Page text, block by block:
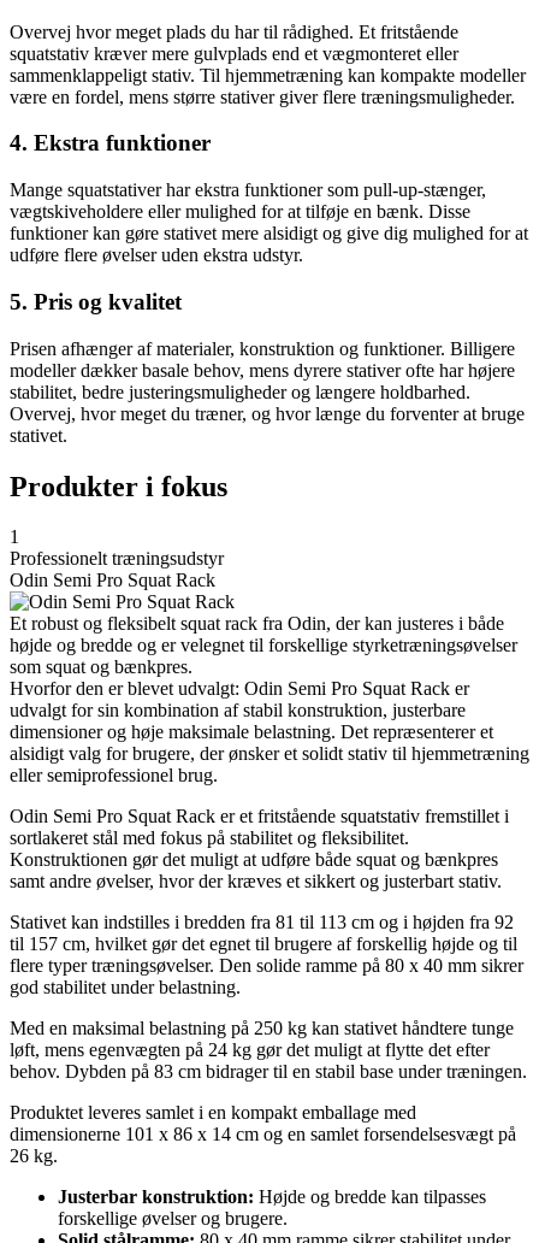
Overvej hvor meget plads du har til rådighed. Et fritstående
squatstativ kræver mere gulvplads end et vægmonteret eller
sammenklappeligt stativ. Til hjemmetræning kan kompakte modeller
være en fordel, mens større stativer giver flere træningsmuligheder.
4. Ekstra funktioner
Mange squatstativer har ekstra funktioner som pull-up-stænger,
vægtskiveholdere eller mulighed for at tilføje en bænk. Disse
funktioner kan gøre stativet mere alsidigt og give dig mulighed for at
udføre flere øvelser uden ekstra udstyr.
5. Pris og kvalitet
Prisen afhænger af materialer, konstruktion og funktioner. Billigere
modeller dækker basale behov, mens dyrere stativer ofte har højere
stabilitet, bedre justeringsmuligheder og længere holdbarhed.
Overvej, hvor meget du træner, og hvor længe du forventer at bruge
stativet.
Produkter i fokus
1
Professionelt træningsudstyr
Odin Semi Pro Squat Rack
Et robust og fleksibelt squat rack fra Odin, der kan justeres i både
højde og bredde og er velegnet til forskellige styrketræningsøvelser
som squat og bænkpres.
Hvorfor den er blevet udvalgt: Odin Semi Pro Squat Rack er
udvalgt for sin kombination af stabil konstruktion, justerbare
dimensioner og høje maksimale belastning. Det repræsenterer et
alsidigt valg for brugere, der ønsker et solidt stativ til hjemmetræning
eller semiprofessionel brug.
Odin Semi Pro Squat Rack er et fritstående squatstativ fremstillet i
sortlakeret stål med fokus på stabilitet og fleksibilitet.
Konstruktionen gør det muligt at udføre både squat og bænkpres
samt andre øvelser, hvor der kræves et sikkert og justerbart stativ.
Stativet kan indstilles i bredden fra 81 til 113 cm og i højden fra 92
til 157 cm, hvilket gør det egnet til brugere af forskellig højde og til
flere typer træningsøvelser. Den solide ramme på 80 x 40 mm sikrer
god stabilitet under belastning.
Med en maksimal belastning på 250 kg kan stativet håndtere tunge
løft, mens egenvægten på 24 kg gør det muligt at flytte det efter
behov. Dybden på 83 cm bidrager til en stabil base under træningen.
Produktet leveres samlet i en kompakt emballage med
dimensionerne 101 x 86 x 14 cm og en samlet forsendelsesvægt på
26 kg.
Justerbar konstruktion: Højde og bredde kan tilpasses
forskellige øvelser og brugere.